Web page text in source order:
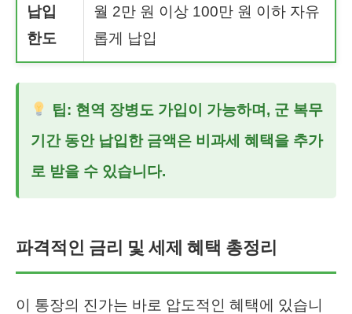
납입
한도
월 2만 원 이상 100만 원 이하 자유
롭게 납입
팁: 현역 장병도 가입이 가능하며, 군 복무
기간 동안 납입한 금액은 비과세 혜택을 추가
로 받을 수 있습니다.
파격적인 금리 및 세제 혜택 총정리
이 통장의 진가는 바로 압도적인 혜택에 있습니